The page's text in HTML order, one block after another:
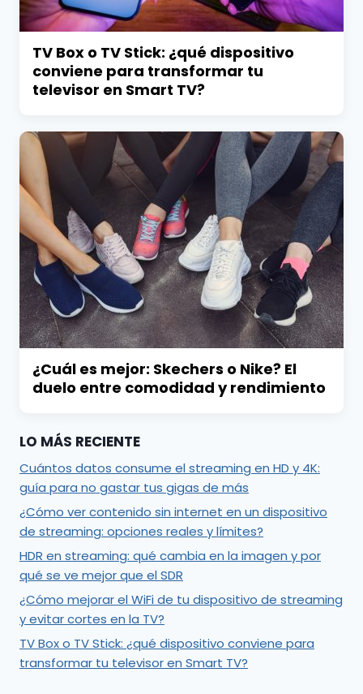
TV Box o TV Stick: ¿qué dispositivo
conviene para transformar tu
televisor en Smart TV?
¿Cuál es mejor: Skechers o Nike? El
duelo entre comodidad y rendimiento
LO MÁS RECIENTE
Cuántos datos consume el streaming en HD y 4K:
guía para no gastar tus gigas de más
¿Cómo ver contenido sin internet en un dispositivo
de streaming: opciones reales y límites?
HDR en streaming: qué cambia en la imagen y por
qué se ve mejor que el SDR
¿Cómo mejorar el WiFi de tu dispositivo de streaming
y evitar cortes en la TV?
TV Box o TV Stick: ¿qué dispositivo conviene para
transformar tu televisor en Smart TV?